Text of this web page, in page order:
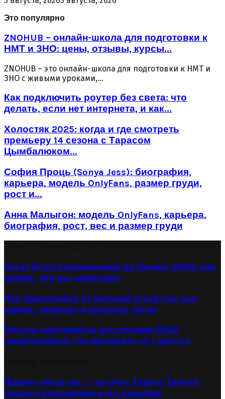
Это популярно
ZNOHUB – онлайн-школа для подготовки к
НМТ и ЗНО: цены, отзывы, курсы...
ZNOHUB – это онлайн-школа для подготовки к НМТ и
ЗНО с живыми уроками,...
Как подключить роутер без света: что
делать, если нет интернета, и как...
Холостяк 2025: когда и где смотреть
премьеру 14 сезона с Тарасом
Цымбалюком...
София Проць (Sonya Jess): биография,
карьера, модель OnlyFans, размер груди,
рост и...
Анна Малыгон: модель OnlyFans, карьера,
биография, рост, вес и размер груди
Когда будут рекомендации на бюджет 2026: как
понять, что вас зачисляют
Что приготовить из молодой кукурузы: как
варить, запекать и подавать летом
Подача заявлений на поступление 2026
заканчивается: что проверить до 1 августа
Живого места нет, – коллега Тараса Тополи
показал разрушения в его квартире